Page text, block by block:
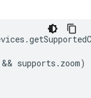
.
&& supports . zoom)